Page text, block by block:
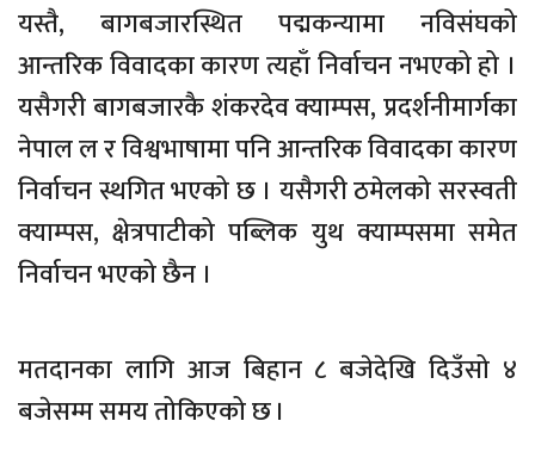
यस्तै, बागबजारस्थित पद्मकन्यामा नविसंघको
आन्तरिक विवादका कारण त्यहाँ निर्वाचन नभएको हो ।
यसैगरी बागबजारकै शंकरदेव क्याम्पस, प्रदर्शनीमार्गका
नेपाल ल र विश्वभाषामा पनि आन्तरिक विवादका कारण
निर्वाचन स्थगित भएको छ । यसैगरी ठमेलको सरस्वती
क्याम्पस, क्षेत्रपाटीको पब्लिक युथ क्याम्पसमा समेत
निर्वाचन भएको छैन ।
मतदानका लागि आज बिहान ८ बजेदेखि दिउँसो ४
बजेसम्म समय तोकिएको छ ।